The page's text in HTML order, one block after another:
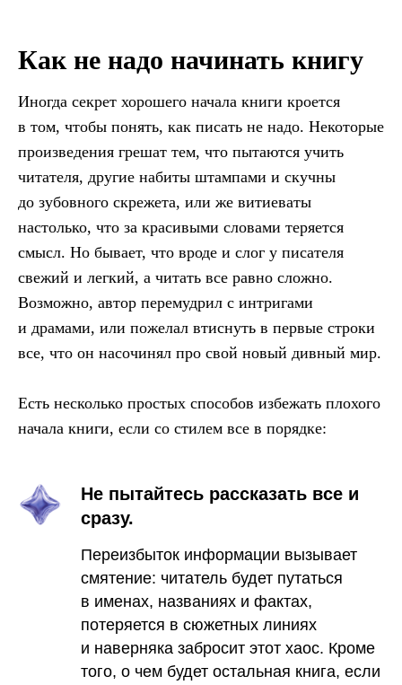
Как не надо начинать книгу
Иногда секрет хорошего начала книги кроется
в том, чтобы понять, как писать не надо. Некоторые
произведения грешат тем, что пытаются учить
читателя, другие набиты штампами и скучны
до зубовного скрежета, или же витиеваты
настолько, что за красивыми словами теряется
смысл. Но бывает, что вроде и слог у писателя
свежий и легкий, а читать все равно сложно.
Возможно, автор перемудрил с интригами
и драмами, или пожелал втиснуть в первые строки
все, что он насочинял про свой новый дивный мир.
Есть несколько простых способов избежать плохого
начала книги, если со стилем все в порядке:
Не пытайтесь рассказать все и
сразу.
Переизбыток информации вызывает
смятение: читатель будет путаться
в именах, названиях и фактах,
потеряется в сюжетных линиях
и наверняка забросит этот хаос. Кроме
того, о чем будет остальная книга, если